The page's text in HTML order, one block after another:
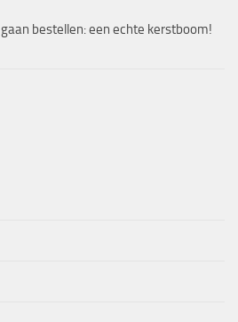
bestellen: een echte kerstboom!